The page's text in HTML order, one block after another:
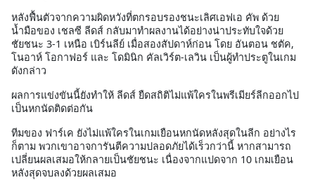
หลังฟื้นตัวจากความผิดหวังที่ตกรอบรองชนะเลิศเอฟเอ คัพ ด้วย
น้ำมือของ เชลซี ลีดส์ กลับมาทำผลงานได้อย่างน่าประทับใจด้วย
ชัยชนะ 3-1 เหนือ เบิร์นลีย์ เมื่อสองสัปดาห์ก่อน โดย อันตอน ชตัค,
โนอาห์ โอกาฟอร์ และ โดมินิก คัลเวิร์ต-เลวิน เป็นผู้ทำประตูในเกม
ดังกล่าว
ผลการแข่งขันนี้ยังทำให้ ลีดส์ ยืดสถิติไม่แพ้ใครในพรีเมียร์ลีกออกไป
เป็นหกนัดติดต่อกัน
ทีมของ ฟาร์เค ยังไม่แพ้ใครในเกมเยือนหกนัดหลังสุดในลีก อย่างไร
ก็ตาม พวกเขาอาจการันตีความปลอดภัยได้เร็วกว่านี้ หากสามารถ
เปลี่ยนผลเสมอให้กลายเป็นชัยชนะ เนื่องจากแปดจาก 10 เกมเยือน
หลังสุดจบลงด้วยผลเสมอ